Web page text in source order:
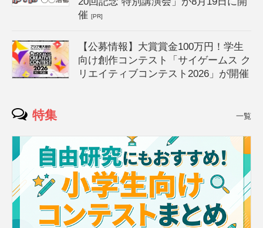
催[PR]
【公募情報】大賞賞金100万円！学生
向け創作コンテスト「サイゲームス ク
リエイティブコンテスト2026」が開催
特集 一覧